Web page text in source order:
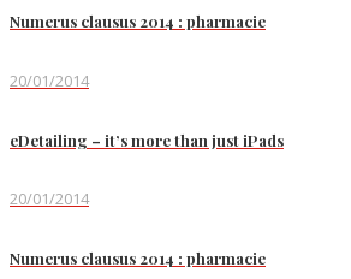
Numerus clausus 2014 : pharmacie
20/01/2014
eDetailing – it’s more than just iPads
20/01/2014
Numerus clausus 2014 : pharmacie